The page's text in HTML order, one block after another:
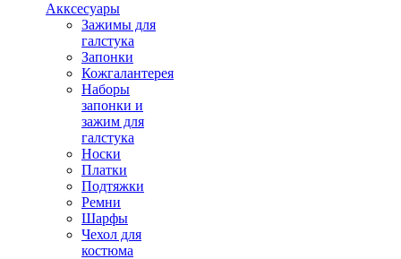
Акксесуары
Зажимы для
галстука
Запонки
Кожгалантерея
Наборы
запонки и
зажим для
галстука
Носки
Платки
Подтяжки
Ремни
Шарфы
Чехол для
костюма